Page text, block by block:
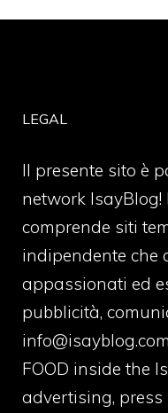
LEGAL
Il presente sito è
network
comprende siti
indipendente che
appassionati ed
pubblicità,
info@isayblog.com
FOOD inside the
advertising,